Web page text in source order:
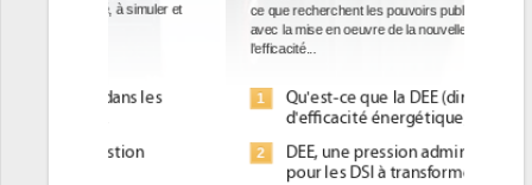
ce que recherchent les pouvoirs publics européens
avec la mise en oeuvre de la nouvelle Directive sur
1
Qu'est-ce que la DEE (directive
d'efficacité énergétique) ?
2
DEE, une pression administrative
pour les DSI à transformer...